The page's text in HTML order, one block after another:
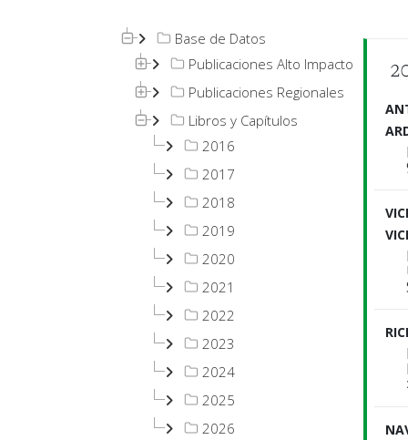
Base de Datos
Publicaciones Alto Impacto
Publicaciones Regionales
Libros y Capítulos
2016
2017
2018
2019
2020
2021
2022
2023
2024
2025
2026